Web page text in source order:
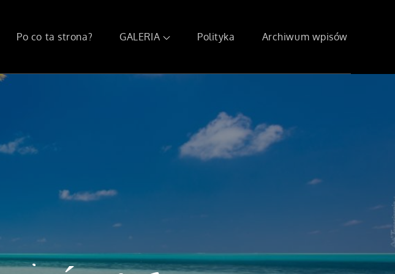
Po co ta strona? GALERIA Polityka Archiwum wpisów